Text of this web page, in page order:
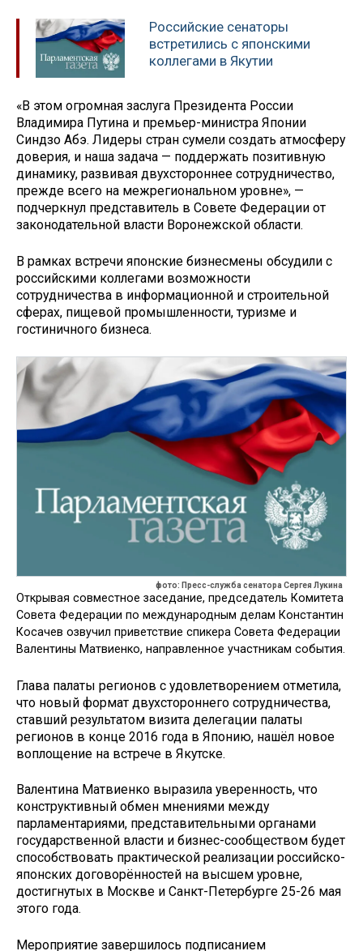
Российские сенаторы
встретились с японскими
коллегами в Якутии
«В этом огромная заслуга Президента России
Владимира Путина и премьер-министра Японии
Синдзо Абэ. Лидеры стран сумели создать атмосферу
доверия, и наша задача — поддержать позитивную
динамику, развивая двухстороннее сотрудничество,
прежде всего на межрегиональном уровне», —
подчеркнул представитель в Совете Федерации от
законодательной власти Воронежской области.
В рамках встречи японские бизнесмены обсудили с
российскими коллегами возможности
сотрудничества в информационной и строительной
сферах, пищевой промышленности, туризме и
гостиничного бизнеса.
фото: Пресс-служба сенатора Сергея Лукина
Открывая совместное заседание, председатель Комитета
Совета Федерации по международным делам Константин
Косачев озвучил приветствие спикера Совета Федерации
Валентины Матвиенко, направленное участникам события.
Глава палаты регионов с удовлетворением отметила,
что новый формат двухстороннего сотрудничества,
ставший результатом визита делегации палаты
регионов в конце 2016 года в Японию, нашёл новое
воплощение на встрече в Якутске.
Валентина Матвиенко выразила уверенность, что
конструктивный обмен мнениями между
парламентариями, представительными органами
государственной власти и бизнес-сообществом будет
способствовать практической реализации российско-
японских договорённостей на высшем уровне,
достигнутых в Москве и Санкт-Петербурге 25-26 мая
этого года.
Мероприятие завершилось подписанием